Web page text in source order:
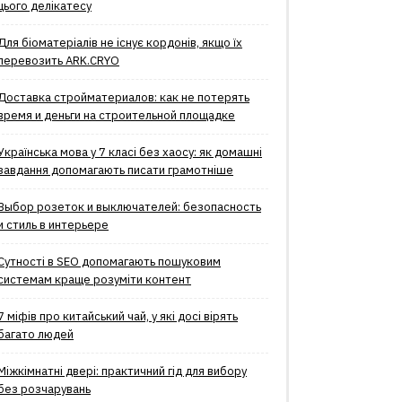
делікатесу
біоматеріалів не існує кордонів, якщо їх
ARK.CRYO
стройматериалов: как не потерять
и деньги на строительной площадке
мова у 7 класі без хаосу: як домашні
допомагають писати грамотніше
розеток и выключателей: безопасность
стиль в интерьере
в SEO допомагають пошуковим
краще розуміти контент
міфів про китайський чай, у які досі вірять
людей
двері: практичний гід для вибору
розчарувань